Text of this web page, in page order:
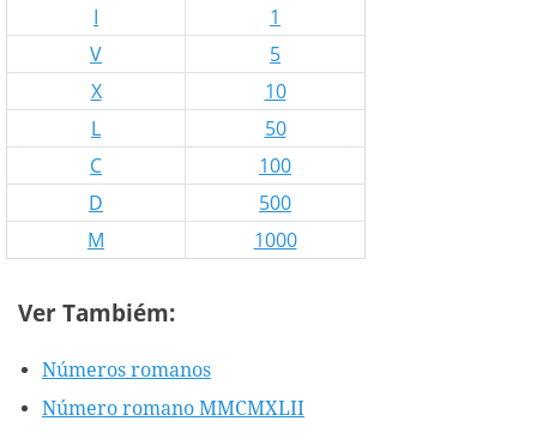
I
1
V
5
X
10
L
50
C
100
D
500
M
1000
Ver Tambiém:
Números romanos
Número romano MMCMXLII